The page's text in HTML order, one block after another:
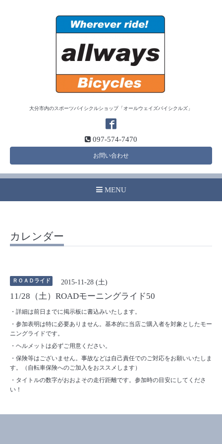
大分市内のスポーツバイシクルショップ「オールウェイズバイシクルズ」
097-574-7470
お問い合わせ
MENU
カレンダー
ＲＯＡＤライド 2015-11-28 (土)
11/28（土）ROADモーニングライド50
・詳細は前日までに掲示板に書込みいたします。
・参加表明は特に必要ありません。基本的に当店ご購入者を対象としたモー
ニングライドです。
・ヘルメットは必ずご用意ください。
・保険等はございません。事故などは自己責任でのご対応をお願いいたしま
す。（自転車保険へのご加入をおススメします）
・タイトルの数字がおおよその走行距離です。参加時の目安にしてくださ
い！